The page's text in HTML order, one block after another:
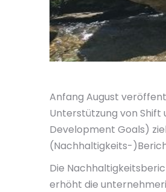
Anfang August
Unterstützung von Shift
Development Goals)
(Nachhaltigkeits-
Die
erhöht die